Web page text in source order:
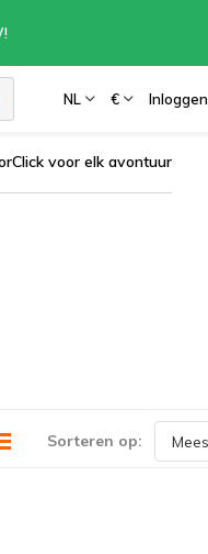
NL € Inloggen
voor elk avontuur
Sorteren op: